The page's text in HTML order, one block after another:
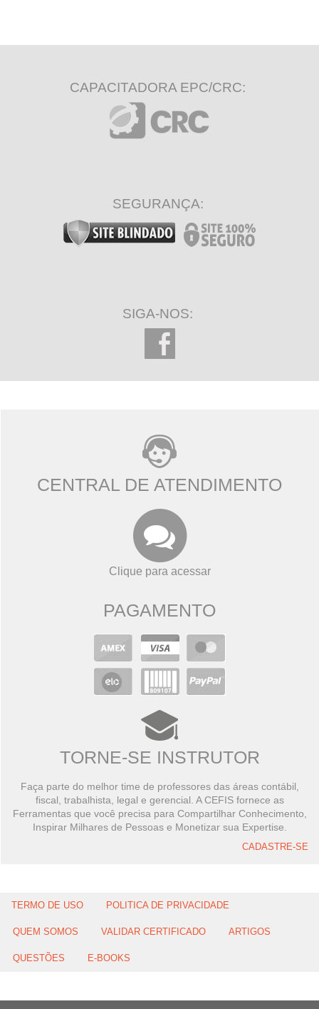
CAPACITADORA EPC/CRC:
SEGURANÇA:
SIGA-NOS:
CENTRAL DE ATENDIMENTO
Clique para acessar
PAGAMENTO
TORNE-SE INSTRUTOR
Faça parte do melhor time de professores das áreas contábil,
fiscal, trabalhista, legal e gerencial. A CEFIS fornece as
Ferramentas que você precisa para Compartilhar Conhecimento,
Inspirar Milhares de Pessoas e Monetizar sua Expertise.
CADASTRE-SE
TERMO DE USO POLITICA DE PRIVACIDADE
QUEM SOMOS VALIDAR CERTIFICADO ARTIGOS
QUESTÕES E-BOOKS